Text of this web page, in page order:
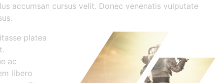
accumsan cursus velit. Donec venenatis vulputate
platea
ac
libero